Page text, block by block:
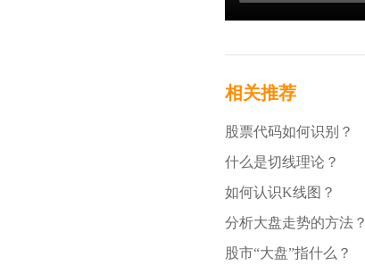
相关推荐
股票代码如何识别？
什么是切线理论？
如何认识K线图？
分析大盘走势的方法？
股市“大盘”指什么？